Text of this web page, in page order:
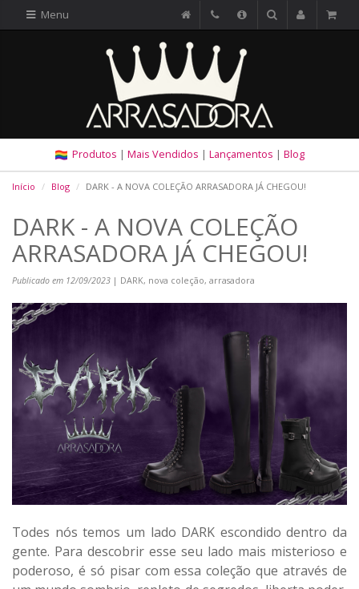
Menu
Produtos | Mais Vendidos | Lançamentos | Blog
Início Blog DARK - A NOVA COLEÇÃO ARRASADORA JÁ CHEGOU!
DARK - A NOVA COLEÇÃO
ARRASADORA JÁ CHEGOU!
Publicado em 12/09/2023 | DARK, nova coleção, arrasadora
Todes nós temos um lado DARK escondido dentro da
gente. Para descobrir esse seu lado mais misterioso e
poderoso, é só pisar com essa coleção que através de